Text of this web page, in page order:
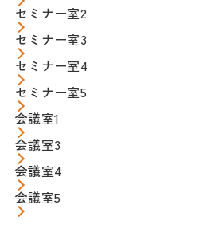
セミナー室2
セミナー室3
セミナー室4
セミナー室5
会議室1
会議室3
会議室4
会議室5